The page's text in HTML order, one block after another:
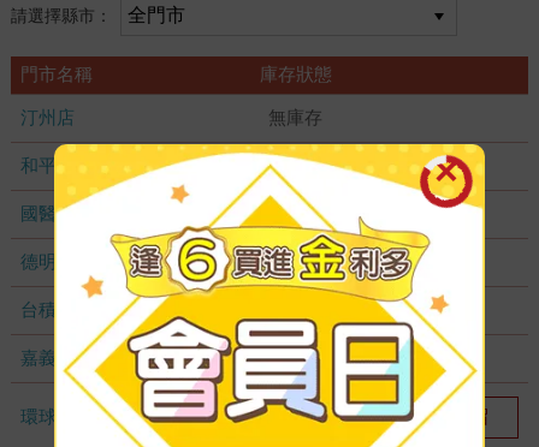
請選擇縣市：
門市名稱 庫存狀態
汀州店 無庫存
和平店 無庫存
國醫加盟店 無庫存
德明加盟店 無庫存
台積店
嘉義耐斯店 無庫存
環球店 1 我要預留